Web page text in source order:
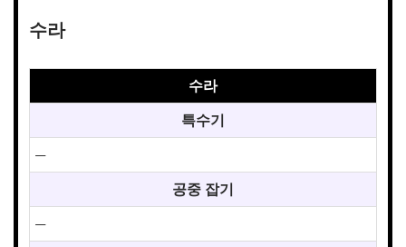
수라
수라
특수기
—
공중 잡기
—